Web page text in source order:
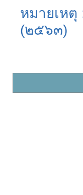
หมายเห
(๒๕๖๓)